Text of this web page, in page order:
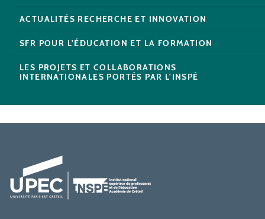
ACTUALITÉS RECHERCHE ET INNOVATION
SFR POUR L'ÉDUCATION ET LA FORMATION
LES PROJETS ET COLLABORATIONS
INTERNATIONALES PORTÉS PAR L'INSPÉ